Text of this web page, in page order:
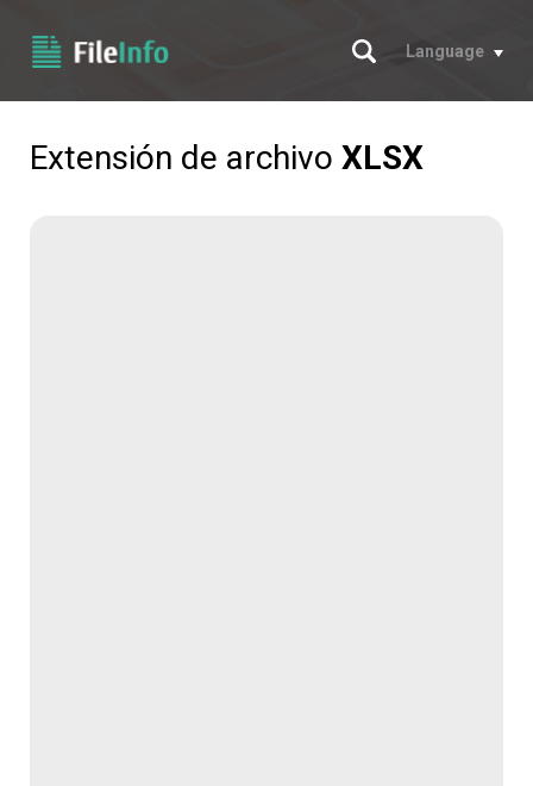
Buscar
Language
Extensión de archivo XLSX